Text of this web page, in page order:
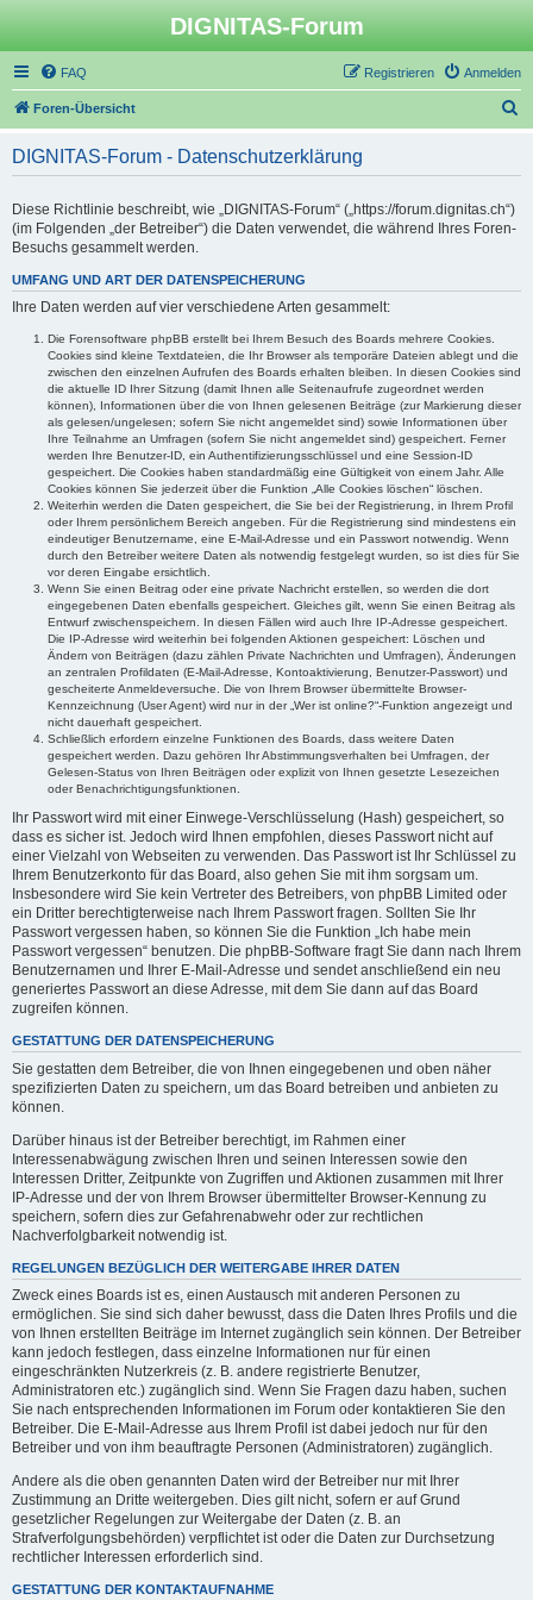
DIGNITAS-Forum
FAQ Anmelden
Registrieren
Foren-Übersicht
DIGNITAS-Forum - Datenschutzerklärung
Diese Richtlinie beschreibt, wie „DIGNITAS-Forum“ („https://forum.dignitas.ch“)
(im Folgenden „der Betreiber“) die Daten verwendet, die während Ihres Foren-
Besuchs gesammelt werden.
UMFANG UND ART DER DATENSPEICHERUNG
Ihre Daten werden auf vier verschiedene Arten gesammelt:
Die Forensoftware phpBB erstellt bei Ihrem Besuch des Boards mehrere Cookies.
Cookies sind kleine Textdateien, die Ihr Browser als temporäre Dateien ablegt und die
zwischen den einzelnen Aufrufen des Boards erhalten bleiben. In diesen Cookies sind
die aktuelle ID Ihrer Sitzung (damit Ihnen alle Seitenaufrufe zugeordnet werden
können), Informationen über die von Ihnen gelesenen Beiträge (zur Markierung dieser
als gelesen/ungelesen; sofern Sie nicht angemeldet sind) sowie Informationen über
Ihre Teilnahme an Umfragen (sofern Sie nicht angemeldet sind) gespeichert. Ferner
werden Ihre Benutzer-ID, ein Authentifizierungsschlüssel und eine Session-ID
gespeichert. Die Cookies haben standardmäßig eine Gültigkeit von einem Jahr. Alle
Cookies können Sie jederzeit über die Funktion „Alle Cookies löschen“ löschen.
Weiterhin werden die Daten gespeichert, die Sie bei der Registrierung, in Ihrem Profil
oder Ihrem persönlichem Bereich angeben. Für die Registrierung sind mindestens ein
eindeutiger Benutzername, eine E-Mail-Adresse und ein Passwort notwendig. Wenn
durch den Betreiber weitere Daten als notwendig festgelegt wurden, so ist dies für Sie
vor deren Eingabe ersichtlich.
Wenn Sie einen Beitrag oder eine private Nachricht erstellen, so werden die dort
eingegebenen Daten ebenfalls gespeichert. Gleiches gilt, wenn Sie einen Beitrag als
Entwurf zwischenspeichern. In diesen Fällen wird auch Ihre IP-Adresse gespeichert.
Die IP-Adresse wird weiterhin bei folgenden Aktionen gespeichert: Löschen und
Ändern von Beiträgen (dazu zählen Private Nachrichten und Umfragen), Änderungen
an zentralen Profildaten (E-Mail-Adresse, Kontoaktivierung, Benutzer-Passwort) und
gescheiterte Anmeldeversuche. Die von Ihrem Browser übermittelte Browser-
Kennzeichnung (User Agent) wird nur in der „Wer ist online?“-Funktion angezeigt und
nicht dauerhaft gespeichert.
Schließlich erfordern einzelne Funktionen des Boards, dass weitere Daten
gespeichert werden. Dazu gehören Ihr Abstimmungsverhalten bei Umfragen, der
Gelesen-Status von Ihren Beiträgen oder explizit von Ihnen gesetzte Lesezeichen
oder Benachrichtigungsfunktionen.
Ihr Passwort wird mit einer Einwege-Verschlüsselung (Hash) gespeichert, so
dass es sicher ist. Jedoch wird Ihnen empfohlen, dieses Passwort nicht auf
einer Vielzahl von Webseiten zu verwenden. Das Passwort ist Ihr Schlüssel zu
Ihrem Benutzerkonto für das Board, also gehen Sie mit ihm sorgsam um.
Insbesondere wird Sie kein Vertreter des Betreibers, von phpBB Limited oder
ein Dritter berechtigterweise nach Ihrem Passwort fragen. Sollten Sie Ihr
Passwort vergessen haben, so können Sie die Funktion „Ich habe mein
Passwort vergessen“ benutzen. Die phpBB-Software fragt Sie dann nach Ihrem
Benutzernamen und Ihrer E-Mail-Adresse und sendet anschließend ein neu
generiertes Passwort an diese Adresse, mit dem Sie dann auf das Board
zugreifen können.
GESTATTUNG DER DATENSPEICHERUNG
Sie gestatten dem Betreiber, die von Ihnen eingegebenen und oben näher
spezifizierten Daten zu speichern, um das Board betreiben und anbieten zu
können.
Darüber hinaus ist der Betreiber berechtigt, im Rahmen einer
Interessenabwägung zwischen Ihren und seinen Interessen sowie den
Interessen Dritter, Zeitpunkte von Zugriffen und Aktionen zusammen mit Ihrer
IP-Adresse und der von Ihrem Browser übermittelter Browser-Kennung zu
speichern, sofern dies zur Gefahrenabwehr oder zur rechtlichen
Nachverfolgbarkeit notwendig ist.
REGELUNGEN BEZÜGLICH DER WEITERGABE IHRER DATEN
Zweck eines Boards ist es, einen Austausch mit anderen Personen zu
ermöglichen. Sie sind sich daher bewusst, dass die Daten Ihres Profils und die
von Ihnen erstellten Beiträge im Internet zugänglich sein können. Der Betreiber
kann jedoch festlegen, dass einzelne Informationen nur für einen
eingeschränkten Nutzerkreis (z. B. andere registrierte Benutzer,
Administratoren etc.) zugänglich sind. Wenn Sie Fragen dazu haben, suchen
Sie nach entsprechenden Informationen im Forum oder kontaktieren Sie den
Betreiber. Die E-Mail-Adresse aus Ihrem Profil ist dabei jedoch nur für den
Betreiber und von ihm beauftragte Personen (Administratoren) zugänglich.
Andere als die oben genannten Daten wird der Betreiber nur mit Ihrer
Zustimmung an Dritte weitergeben. Dies gilt nicht, sofern er auf Grund
gesetzlicher Regelungen zur Weitergabe der Daten (z. B. an
Strafverfolgungsbehörden) verpflichtet ist oder die Daten zur Durchsetzung
rechtlicher Interessen erforderlich sind.
GESTATTUNG DER KONTAKTAUFNAHME